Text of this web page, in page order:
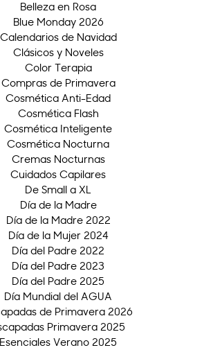
Belleza en Rosa
Blue Monday 2026
Calendarios de Navidad
Clásicos y Noveles
Color Terapia
Compras de Primavera
Cosmética Anti-Edad
Cosmética Flash
Cosmética Inteligente
Cosmética Nocturna
Cremas Nocturnas
Cuidados Capilares
De Small a XL
Día de la Madre
Día de la Madre 2022
Día de la Mujer 2024
Día del Padre 2022
Día del Padre 2023
Día del Padre 2025
Día Mundial del AGUA
de Primavera 2026
Primavera 2025
Esenciales Verano 2025